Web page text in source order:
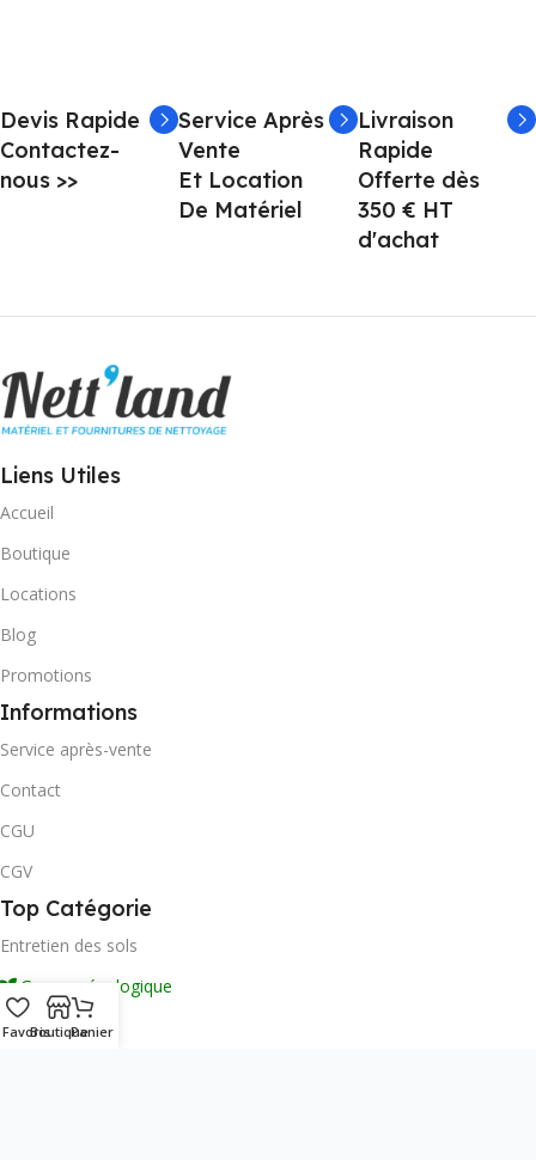
Devis Rapide
Contactez-
nous >>
Service Après
Vente
Et Location
De Matériel
Livraison
Rapide
Offerte dès
350 € HT
d'achat
Liens Utiles
Accueil
Boutique
Locations
Blog
Promotions
Informations
Service après-vente
Contact
CGU
CGV
Top Catégorie
Entretien des sols
Gamme écologique
Autolaveuse
FavorisBoutiquePanier